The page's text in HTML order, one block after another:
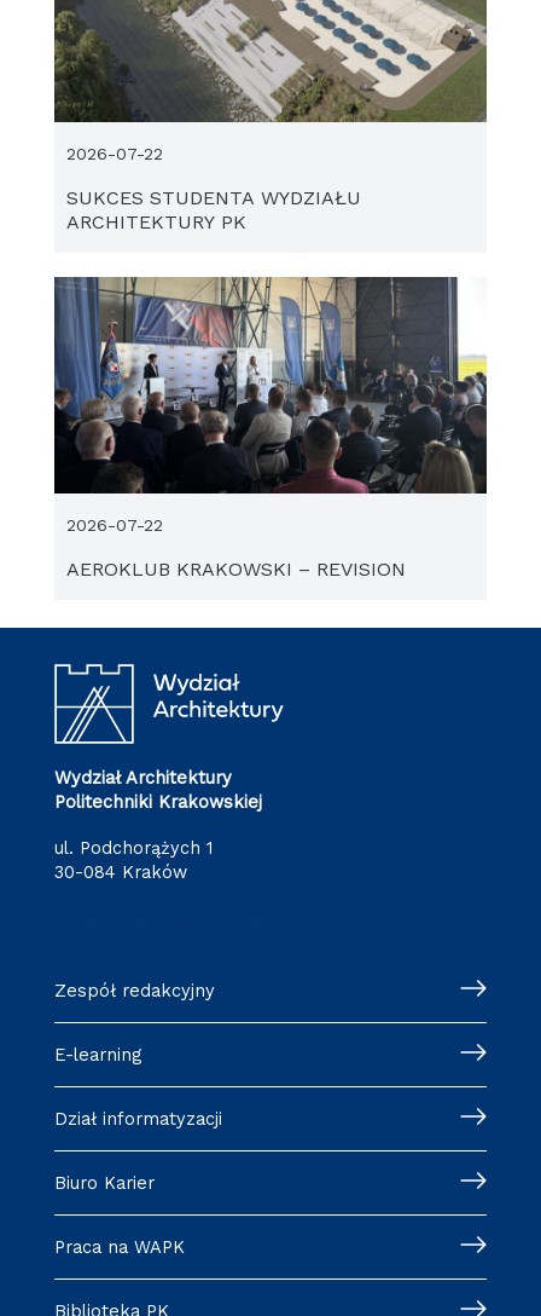
SUKCES STUDENTA WYDZIAŁU
ARCHITEKTURY PK
2026-07-22
AEROKLUB KRAKOWSKI – REVISION
2026-07-22
Wydział Architektury
Politechniki Krakowskiej
ul. Podchorążych 1
30-084 Kraków
Zespół redakcyjny
E-learning
Dział informatyzacji
Biuro Karier
Praca na WAPK
Biblioteka PK